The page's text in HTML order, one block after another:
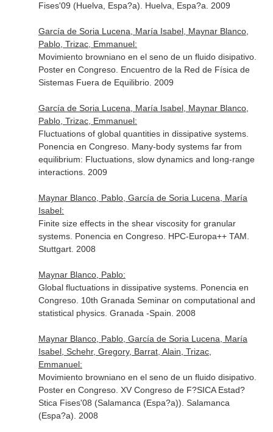
Fises'09 (Huelva, Espa?a). Huelva, Espa?a. 2009
García de Soria Lucena, María Isabel, Maynar Blanco,
Pablo, Trizac, Emmanuel:
Movimiento browniano en el seno de un fluido disipativo.
Poster en Congreso. Encuentro de la Red de Física de
Sistemas Fuera de Equilibrio. 2009
García de Soria Lucena, María Isabel, Maynar Blanco,
Pablo, Trizac, Emmanuel:
Fluctuations of global quantities in dissipative systems.
Ponencia en Congreso. Many-body systems far from
equilibrium: Fluctuations, slow dynamics and long-range
interactions. 2009
Maynar Blanco, Pablo, García de Soria Lucena, María
Isabel:
Finite size effects in the shear viscosity for granular
systems. Ponencia en Congreso. HPC-Europa++ TAM.
Stuttgart. 2008
Maynar Blanco, Pablo:
Global fluctuations in dissipative systems. Ponencia en
Congreso. 10th Granada Seminar on computational and
statistical physics. Granada -Spain. 2008
Maynar Blanco, Pablo, García de Soria Lucena, María
Isabel, Schehr, Gregory, Barrat, Alain, Trizac,
Emmanuel:
Movimiento browniano en el seno de un fluido disipativo.
Poster en Congreso. XV Congreso de F?SICA Estad?
Stica Fises'08 (Salamanca (Espa?a)). Salamanca
(Espa?a). 2008